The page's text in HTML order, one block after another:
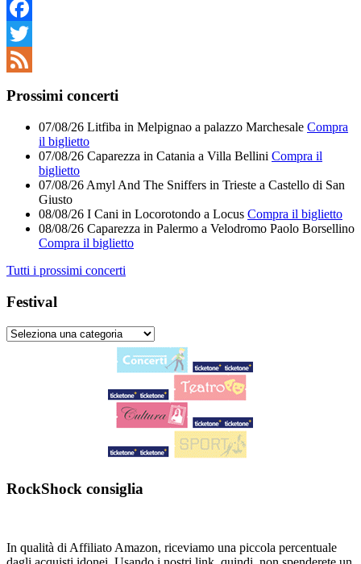
Facebook
Twitter
Prossimi concerti
07/08/26 Litfiba in Melpignao a palazzo Marchesale Compra
il biglietto
07/08/26 Caparezza in Catania a Villa Bellini Compra il
biglietto
07/08/26 Amyl And The Sniffers in Trieste a Castello di San
Giusto
08/08/26 I Cani in Locorotondo a Locus Compra il biglietto
08/08/26 Caparezza in Palermo a Velodromo Paolo Borsellino
Compra il biglietto
Tutti i prossimi concerti
Festival
RockShock consiglia
In qualità di Affiliato Amazon, riceviamo una piccola percentuale